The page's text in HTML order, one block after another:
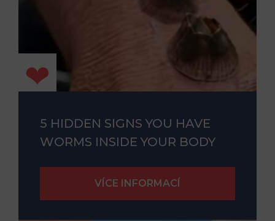
5 HIDDEN SIGNS YOU HAVE
WORMS INSIDE YOUR BODY